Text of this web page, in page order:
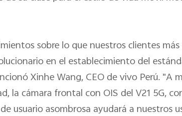
sobre lo que nuestros clientes
en el establecimiento del
Xinhe Wang, CEO de vivo Perú. "A
la cámara frontal con OIS del V21 5G,
usuario asombrosa ayudará a nuestros